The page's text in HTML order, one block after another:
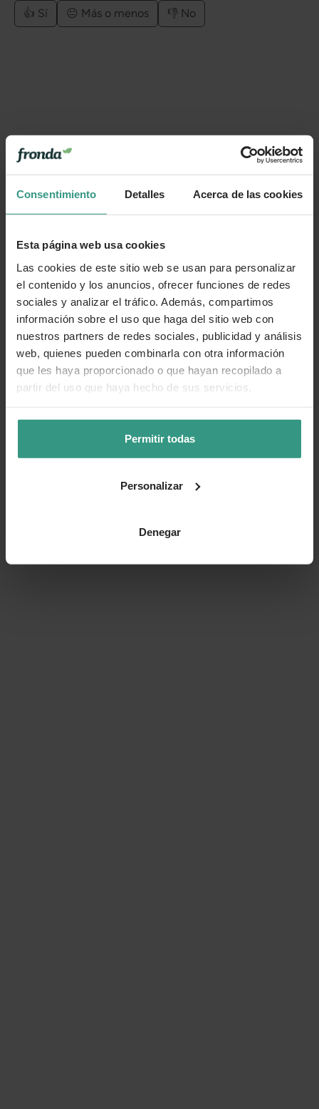
Consentimiento Detalles Acerca de las cookies
Esta página web usa cookies
Las cookies de este sitio web se usan para personalizar
el contenido y los anuncios, ofrecer funciones de redes
sociales y analizar el tráfico. Además, compartimos
información sobre el uso que haga del sitio web con
nuestros partners de redes sociales, publicidad y análisis
web, quienes pueden combinarla con otra información
que les haya proporcionado o que hayan recopilado a
partir del uso que haya hecho de sus servicios.
Permitir todas
Personalizar
Denegar
👍 Sí 😐 Más o menos 👎 No